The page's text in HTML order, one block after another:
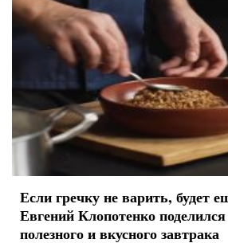
Если гречку не варить, будет
Евгений Клопотенко
полезного и вкусного завтрака